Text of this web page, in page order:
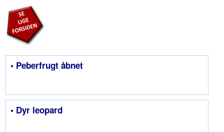
• Peberfrugt åbnet
• Dyr leopard